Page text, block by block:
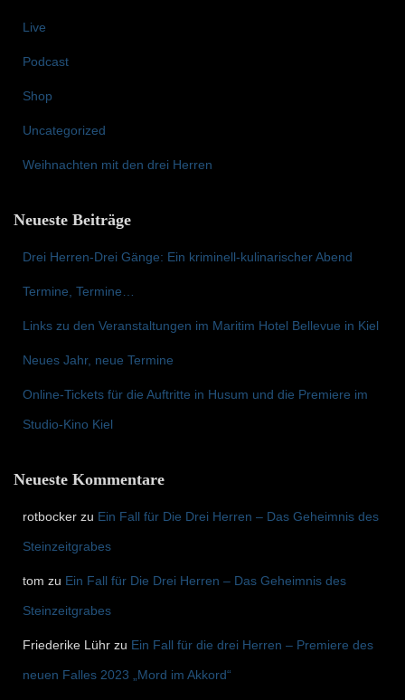
Live
Podcast
Shop
Uncategorized
Weihnachten mit den drei Herren
Neueste Beiträge
Drei Herren-Drei Gänge: Ein kriminell-kulinarischer Abend
Termine, Termine…
Links zu den Veranstaltungen im Maritim Hotel Bellevue in Kiel
Neues Jahr, neue Termine
Online-Tickets für die Auftritte in Husum und die Premiere im
Studio-Kino Kiel
Neueste Kommentare
rotbocker zu Ein Fall für Die Drei Herren – Das Geheimnis des
Steinzeitgrabes
tom zu Ein Fall für Die Drei Herren – Das Geheimnis des
Steinzeitgrabes
Friederike Lühr zu Ein Fall für die drei Herren – Premiere des
neuen Falles 2023 „Mord im Akkord“